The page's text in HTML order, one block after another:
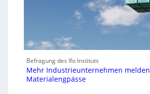
Befragung des Ifo Instituts
Mehr Industrieunternehmen melden
Materialengpässe